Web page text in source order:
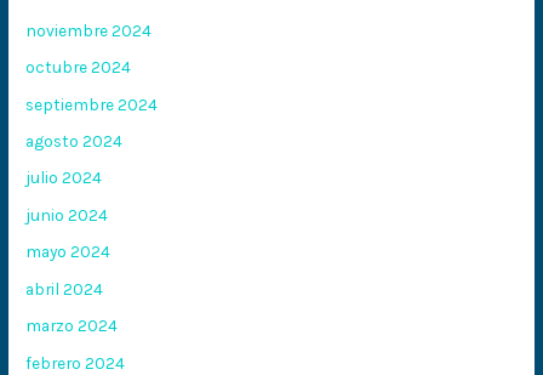
noviembre 2024
octubre 2024
septiembre 2024
agosto 2024
julio 2024
junio 2024
mayo 2024
abril 2024
marzo 2024
febrero 2024